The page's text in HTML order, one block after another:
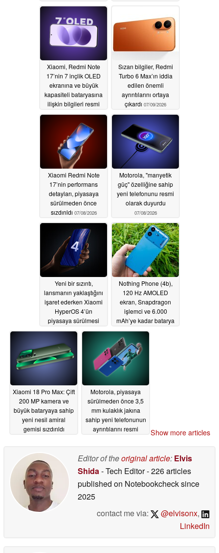
Xiaomi, Redmi Note
17’nin 7 inçlik OLED
ekranına ve büyük
kapasiteli bataryasına
ilişkin bilgileri resmi
olarak doğruladı
07/10/2026
Sızan bilgiler, Redmi
Turbo 6 Max’ın iddia
edilen önemli
ayrıntılarını ortaya
çıkardı 07/09/2026
Xiaomi Redmi Note
17’nin performans
detayları, piyasaya
sürülmeden önce
sızdırıldı 07/08/2026
Motorola, "manyetik
güç" özelliğine sahip
yeni telefonunu resmi
olarak duyurdu
07/08/2026
Yeni bir sızıntı,
lansmanın yaklaştığını
işaret ederken Xiaomi
HyperOS 4’ün
piyasaya sürülmesi
konusunda beklentiler
Nothing Phone (4b),
120 Hz AMOLED
ekran, Snapdragon
işlemci ve 6.000
mAh’ye kadar batarya
ile piyasaya sürüldü
Xiaomi 18 Pro Max: Çift
200 MP kamera ve
büyük bataryaya sahip
yeni nesil amiral
gemisi sızdırıldı
Motorola, piyasaya
sürülmeden önce 3,5
mm kulaklık jakına
sahip yeni telefonunun
ayrıntılarını resmi
Show more articles
Editor of theoriginal article: Elvis
Shida- Tech Editor- 226 articles
published on Notebookchecksince
2025
contact me via:
@elvisonx,
LinkedIn